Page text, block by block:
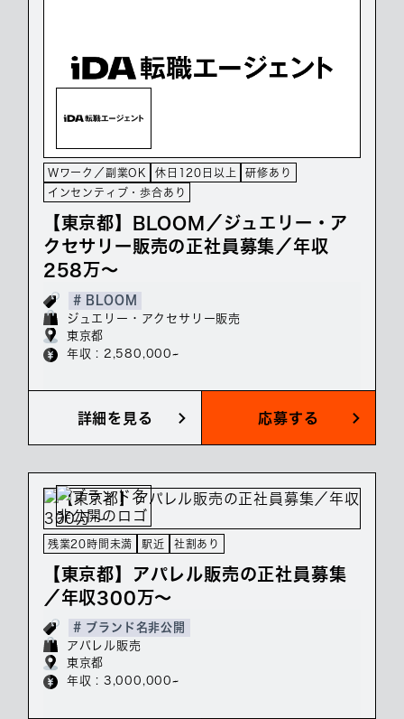
Wワーク／副業OK 休日120日以上
研修あり
インセンティブ・歩合あり
【東京都】BLOOM／ジュエリー・ア
クセサリー販売の正社員募集／年収
258万～
# BLOOM
ジュエリー・アクセサリー販売
東京都
年収 : 2,580,000~
詳細を見る 応募する
残業20時間未満 駅近 社割あり
【東京都】アパレル販売の正社員募集
／年収300万～
# ブランド名非公開
アパレル販売
東京都
年収 : 3,000,000~